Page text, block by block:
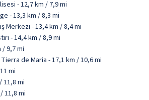
- 12,7 km / 7,9 mi
- 13,3 km / 8,3 mi
Merkezi - 13,4 km / 8,4 mi
- 14,4 km / 8,9 mi
/ 9,7 mi
de Maria - 17,1 km / 10,6 mi
mi
11,8 mi
11,8 mi